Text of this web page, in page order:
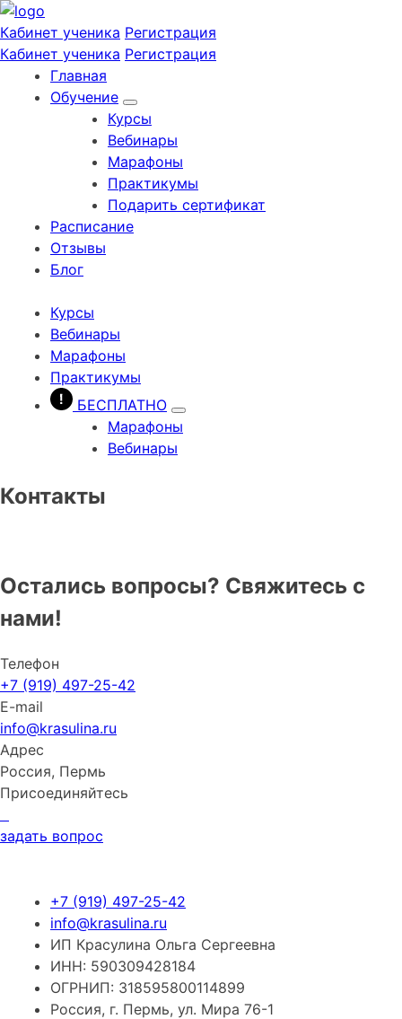
Кабинет ученика Регистрация
Кабинет ученика Регистрация
Главная
Обучение
Курсы
Вебинары
Марафоны
Практикумы
Подарить сертификат
Расписание
Отзывы
Блог
Курсы
Вебинары
Марафоны
Практикумы
БЕСПЛАТНО
Марафоны
Вебинары
Контакты
Остались вопросы? Свяжитесь с
нами!
Телефон
+7 (919) 497-25-42
E-mail
info@krasulina.ru
Адрес
Россия, Пермь
Присоединяйтесь
задать вопрос
+7 (919) 497-25-42
info@krasulina.ru
ИП Красулина Ольга Сергеевна
ИНН: 590309428184
ОГРНИП: 318595800114899
Россия, г. Пермь, ул. Мира 76-1